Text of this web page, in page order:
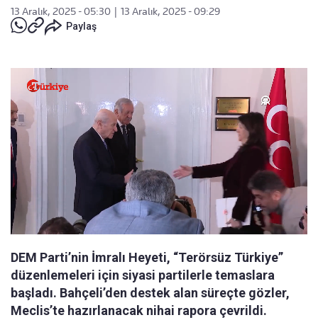
13 Aralık, 2025 - 05:30
13 Aralık, 2025 - 09:29
Paylaş
DEM Parti’nin İmralı Heyeti, “Terörsüz Türkiye”
düzenlemeleri için siyasi partilerle temaslara
başladı. Bahçeli’den destek alan süreçte gözler,
Meclis’te hazırlanacak nihai rapora çevrildi.